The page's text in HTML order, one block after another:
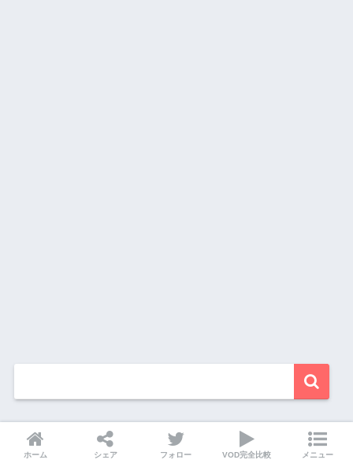
動画配信数ランキング
ホーム シェア フォロー VOD完全比較 メニュー